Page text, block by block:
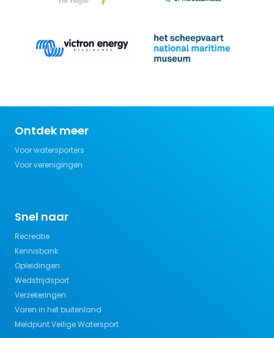
Ontdek meer
Voor watersporters
Voor verenigingen
Snel naar
Recreatie
Kennisbank
Opleidingen
Wedstrijdsport
Verzekeringen
Varen in het buitenland
Meldpunt Veilige Watersport